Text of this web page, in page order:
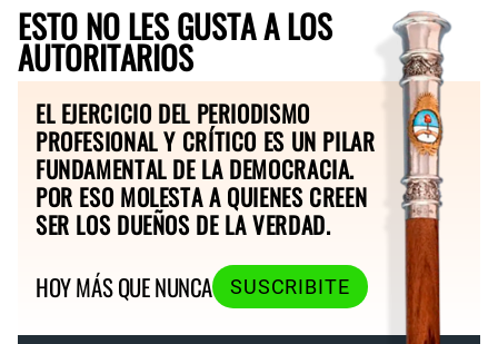
ESTO NO LES GUSTA A LOS
AUTORITARIOS
EL EJERCICIO DEL PERIODISMO
PROFESIONAL Y CRÍTICO ES UN PILAR
FUNDAMENTAL DE LA DEMOCRACIA.
POR ESO MOLESTA A QUIENES CREEN
SER LOS DUEÑOS DE LA VERDAD.
HOY MÁS QUE NUNCA
SUSCRIBITE